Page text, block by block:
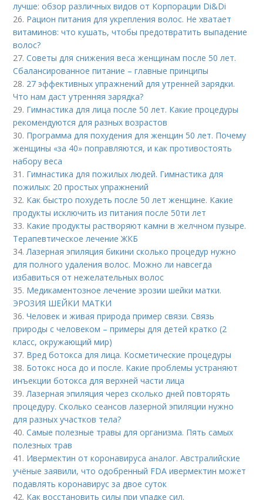
лучше: обзор различных видов от Корпорации Di&Di
26. Рацион питания для укрепления волос. Не хватает
витаминов: что кушать, чтобы предотвратить выпадение
волос?
27.Советы для снижения веса женщинам после 50 лет.
Сбалансированное питание – главные принципы
28. 27 эффективных упражнений для утренней зарядки.
Что нам даст утренняя зарядка?
29. Гимнастика для лица после 50 лет. Какие процедуры
рекомендуются для разных возрастов
30. Программа для похудения для женщин 50 лет. Почему
женщины «за 40» поправляются, и как противостоять
набору веса
31. Гимнастика для пожилых людей. Гимнастика для
пожилых: 20 простых упражнений
32. Как быстро похудеть после 50 лет женщине. Какие
продукты исключить из питания после 50ти лет
33. Какие продукты растворяют камни в желчном пузыре.
Терапевтическое лечение ЖКБ
34.Лазерная эпиляция бикини сколько процедур нужно
для полного удаления волос. Можно ли навсегда
избавиться от нежелательных волос
35. Медикаментозное лечение эрозии шейки матки.
ЭРОЗИЯ ШЕЙКИ МАТКИ
36.Человек и живая природа пример связи. Связь
природы с человеком – примеры для детей кратко (2
класс, окружающий мир)
37. Вред ботокса для лица. Косметические процедуры
38. Ботокс носа до и после. Какие проблемы устраняют
инъекции ботокса для верхней части лица
39.Лазерная эпиляция через сколько дней повторять
процедуру. Сколько сеансов лазерной эпиляции нужно
для разных участков тела?
40.Самые полезные травы для организма. Пять самых
полезных трав
41. Ивермектин от коронавируса аналог. Австралийские
учёные заявили, что одобренный FDA ивермектин может
подавлять коронавирус за двое суток
42. Как восстановить силы при упадке сил.